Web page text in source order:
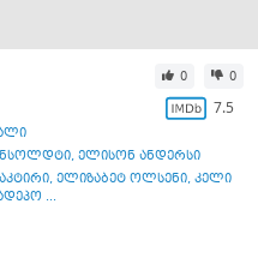
0 0
7.5
, ელისონ ანდერსი
, ელიზაბეტ ოლსენი, კელი
...